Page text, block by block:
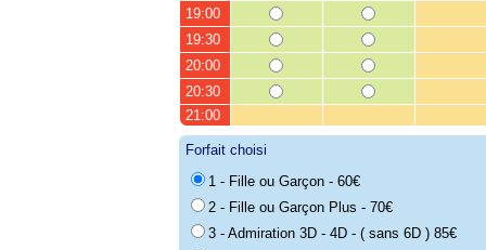
19:00
19:30
20:00
20:30
21:00
Forfait choisi
1 - Fille ou Garçon - 60€
2 - Fille ou Garçon Plus - 70€
3 - Admiration 3D - 4D - ( sans 6D ) 85€